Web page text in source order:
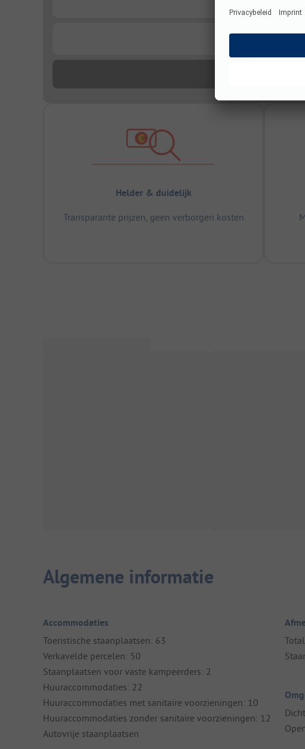
Helder & duidelijk
Transparante prijzen, geen verborgen kosten
Algemene informatie
Accommodaties
Toeristische staanplaatsen: 63
Verkavelde percelen: 50
Staanplaatsen voor vaste kampeerders: 2
Huuraccommodaties: 22
Huuraccommodaties met sanitaire voorzieningen: 10
Huuraccommodaties zonder sanitaire voorzieningen: 12
Autovrije staanplaatsen